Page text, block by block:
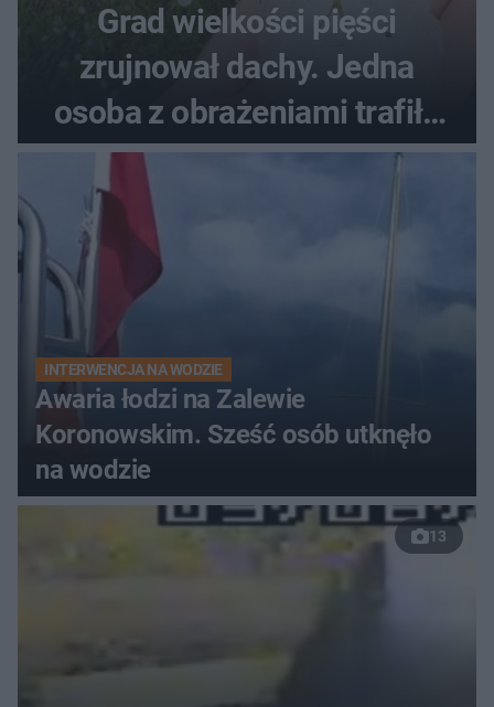
Grad wielkości pięści
zrujnował dachy. Jedna
osoba z obrażeniami trafiła
do szpitala
INTERWENCJA NA WODZIE
Awaria łodzi na Zalewie
Koronowskim. Sześć osób utknęło
na wodzie
13